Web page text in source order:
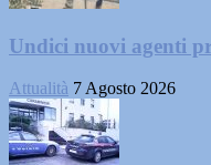
Undici nuovi agenti
Attualità 7 Agosto 2026